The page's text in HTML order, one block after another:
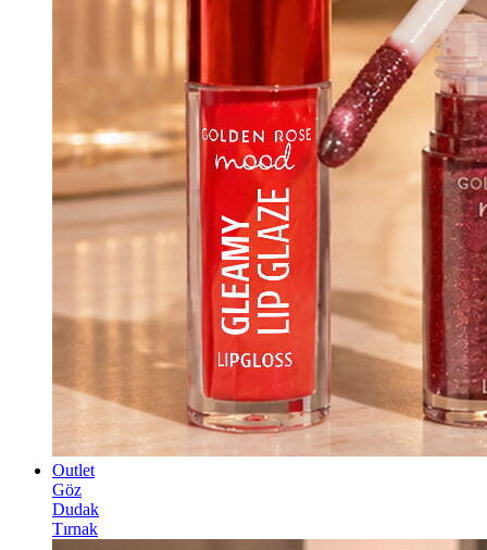
Outlet
Göz
Dudak
Tırnak